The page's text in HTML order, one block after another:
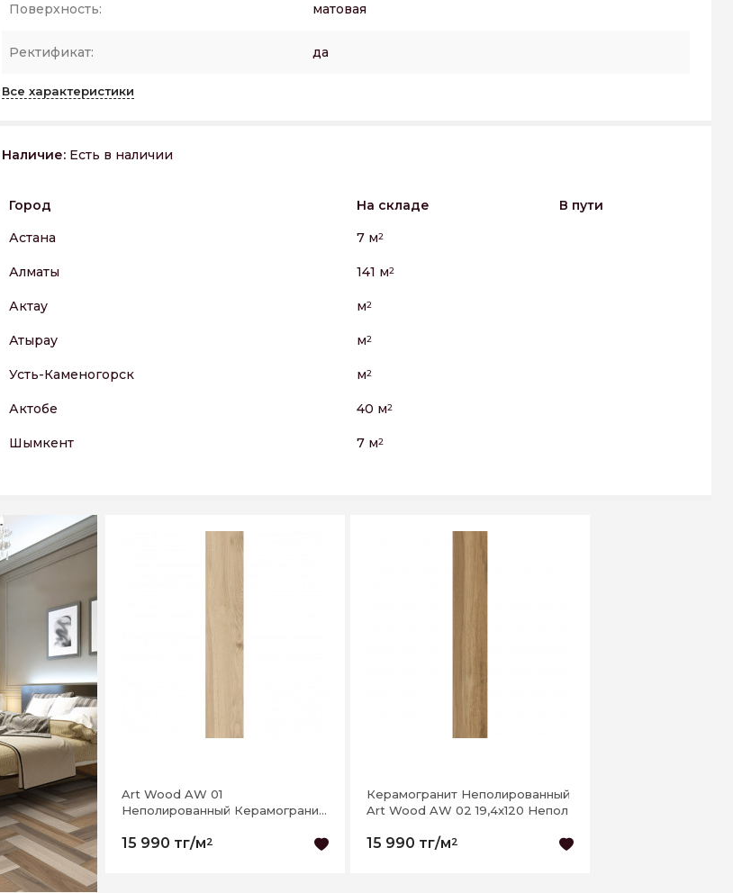
Поверхность: матовая
Ректификат: да
Все характеристики
Наличие: Есть в наличии
Город На складе
В пути
Астана
7 м2
Алматы 141 м2
Актау м2
Атырау м2
Усть-Каменогорск м2
Актобе 40 м2
Шымкент 7 м2
Art Wood AW 01
Неполированный Керамогранит
15 990 тг/м2
Керамогранит Неполированный
Art Wood AW 02 19,4x120 Непол
15 990 тг/м2